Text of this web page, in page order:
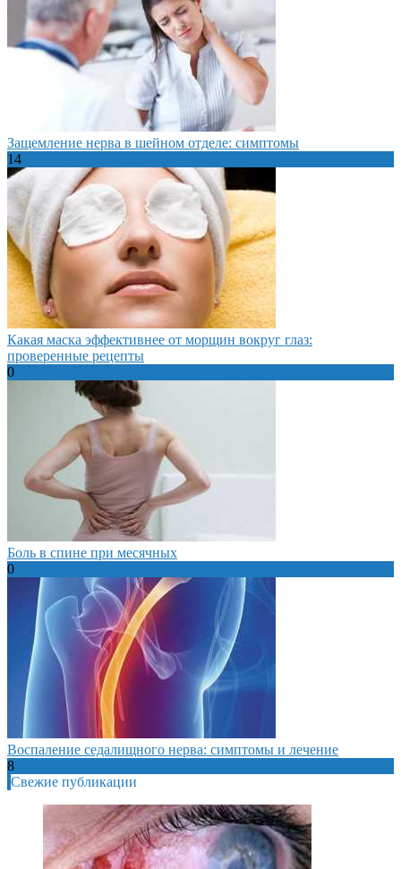
Защемление нерва в шейном отделе: симптомы
14
Какая маска эффективнее от морщин вокруг глаз:
проверенные рецепты
0
Боль в спине при месячных
0
Воспаление седалищного нерва: симптомы и лечение
8
Свежие публикации